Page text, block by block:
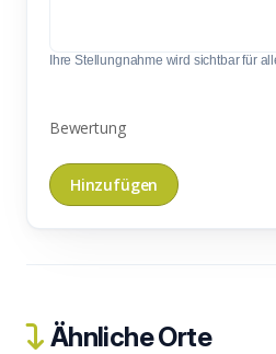
Ihre Stellungnahme wird sichtbar für
Bewertung
Ähnliche Orte